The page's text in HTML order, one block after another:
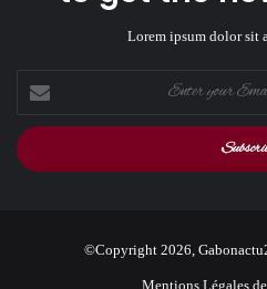
Lorem ipsum dolor sit
your
Email
address
©Copyright 2026,
Mentions Légales